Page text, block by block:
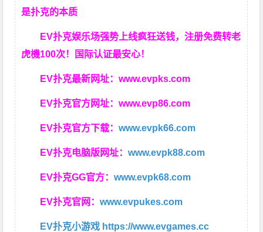
是扑克的本质
EV扑克娱乐场强势上线疯狂送钱，注册免费转老
虎機100次！国际认证最安心！
EV扑克最新网址：www.evpks.com
EV扑克官方网址：www.evp86.com
EV扑克官方下载：www.evpk66.com
EV扑克电脑版网址：www.evpk88.com
EV扑克GG官方：www.evpk68.com
EV扑克官网：www.evpukes.com
EV扑克小游戏 https://www.evgames.cc